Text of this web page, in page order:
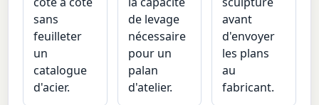
sans
feuilleter
un
catalogue
d'acier.
de levage
nécessaire
pour un
palan
d'atelier.
avant
d'envoyer
les plans
au
fabricant.